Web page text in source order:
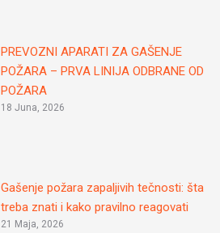
PREVOZNI APARATI ZA GAŠENJE
POŽARA – PRVA LINIJA ODBRANE OD
POŽARA
18 Juna, 2026
Gašenje požara zapaljivih tečnosti: šta
treba znati i kako pravilno reagovati
21 Maja, 2026